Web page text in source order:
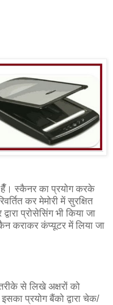
स्कैनर का प्रयोग करके
कर मेमोरी में सुरक्षित
प्रोसेसिंग भी किया जा
कराकर कंप्यूटर में लिया जा
से लिखे अक्षरों को
प्रयोग बैंको द्वारा चेक/